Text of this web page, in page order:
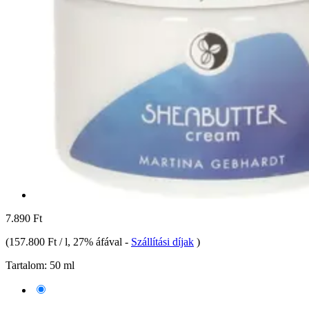
7.890 Ft
(157.800 Ft / l, 27% áfával - Szállítási díjak )
Tartalom: 50 ml